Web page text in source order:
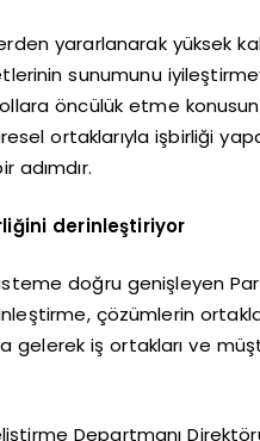
yararlanarak yüksek
sunumunu
öncülük etme
ortaklarıyla işbirliği
adımdır.
derinleştiriyor
doğru genişleyen
çözümlerin
gelerek iş ortakları ve
Departmanı